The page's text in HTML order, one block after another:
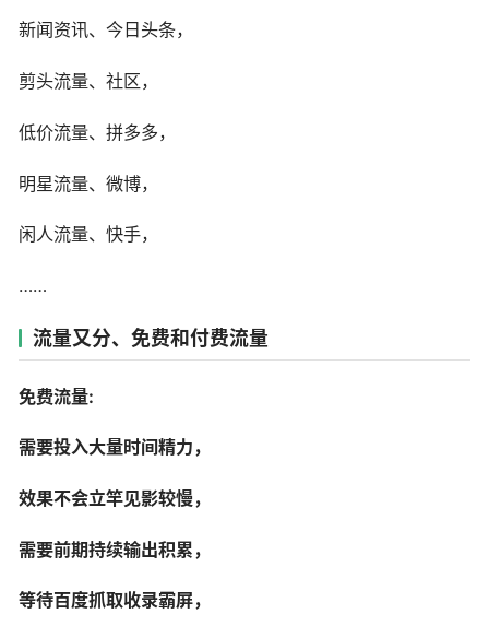
新闻资讯、今日头条，
剪头流量、社区，
低价流量、拼多多，
明星流量、微博，
闲人流量、快手，
……
流量又分、免费和付费流量
免费流量:
需要投入大量时间精力，
效果不会立竿见影较慢，
需要前期持续输出积累，
等待百度抓取收录霸屏，